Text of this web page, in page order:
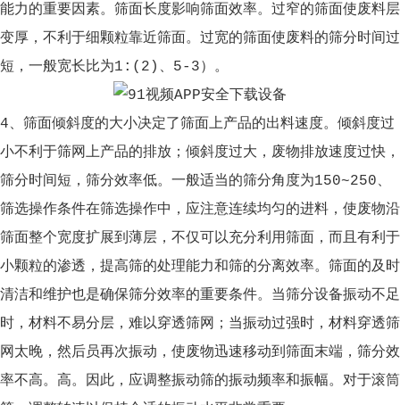
能力的重要因素。筛面长度影响筛面效率。过窄的筛面使废料层
变厚，不利于细颗粒靠近筛面。过宽的筛面使废料的筛分时间过
短，一般宽长比为1:(2)、5-3）。
4、筛面倾斜度的大小决定了筛面上产品的出料速度。倾斜度过
小不利于筛网上产品的排放；倾斜度过大，废物排放速度过快，
筛分时间短，筛分效率低。一般适当的筛分角度为150~250、
筛选操作条件在筛选操作中，应注意连续均匀的进料，使废物沿
筛面整个宽度扩展到薄层，不仅可以充分利用筛面，而且有利于
小颗粒的渗透，提高筛的处理能力和筛的分离效率。筛面的及时
清洁和维护也是确保筛分效率的重要条件。当筛分设备振动不足
时，材料不易分层，难以穿透筛网；当振动过强时，材料穿透筛
网太晚，然后员再次振动，使废物迅速移动到筛面末端，筛分效
率不高。高。因此，应调整振动筛的振动频率和振幅。对于滚筒